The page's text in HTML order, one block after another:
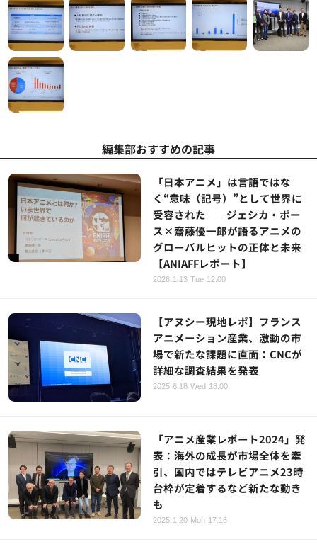
編集部おすすめの記事
「日本アニメ」は言語ではな
く“意味（記号）”として世界に
受容された――ジェシカ・ポー
ス×齋藤優一郎が語るアニメの
グローバルヒットの正体と未来
【ANIAFFレポート】
2026.1.13 Tue 12:00
【アヌシー現地レポ】フランス
アニメーション産業、激動の市
場で新たな課題に直面：CNCが
詳細な調査結果を発表
2025.6.18 Wed 18:00
「アニメ産業レポート2024」発
表：海外の成長が市場全体を牽
引、国内ではテレビアニメ23時
台枠が定着するなど新たな動き
も
2025.1.20 Mon 17:16